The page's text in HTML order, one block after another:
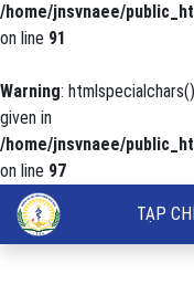
/home/jnsvnaee/
on line 91
Warning:
given in
/home/jnsvnaee/
on line 97
Đánh giá chất lượng
TẠP